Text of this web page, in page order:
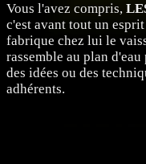
Vous l'avez compris,
c'est avant tout un
fabrique chez lui le
rassemble au plan
des idées ou des
adhérents.